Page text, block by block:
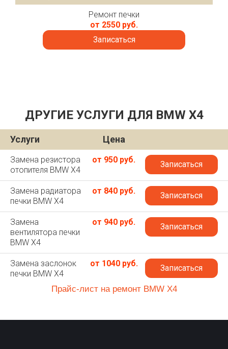
Ремонт печки
от 2550 руб.
Записаться
ДРУГИЕ УСЛУГИ ДЛЯ BMW X4
Услуги Цена
Замена резистора
отопителя BMW X4
от 950 руб. Записаться
Замена радиатора
печки BMW X4
от 840 руб. Записаться
Замена
вентилятора печки
BMW X4
от 940 руб. Записаться
Замена заслонок
печки BMW X4
от 1040 руб. Записаться
Прайс-лист на ремонт BMW X4